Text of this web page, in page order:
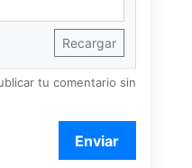
Recargar
tu comentario sin
Enviar